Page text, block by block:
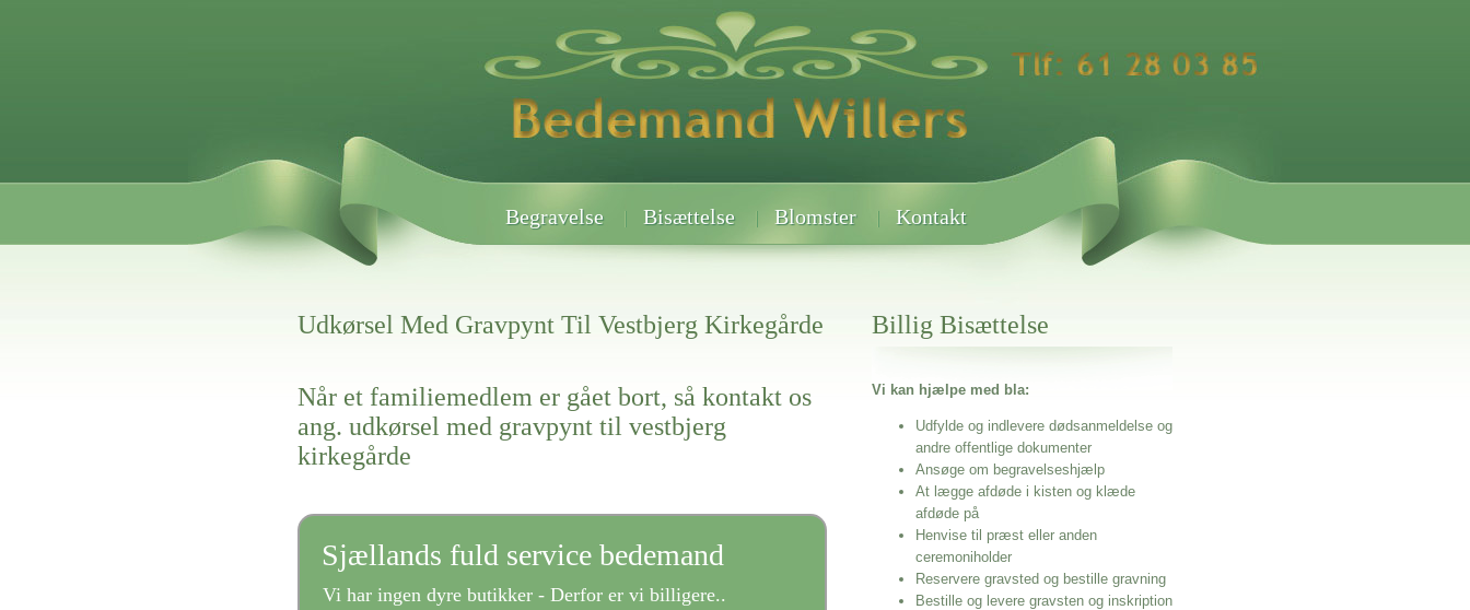
Begravelse Bisættelse Blomster Kontakt
Udkørsel Med Gravpynt Til Vestbjerg Kirkegårde
Når et familiemedlem er gået bort, så kontakt os
ang. udkørsel med gravpynt til vestbjerg
kirkegårde
Sjællands fuld service bedemand
Vi har ingen dyre butikker - Derfor er vi billigere..
Billig Bisættelse
Vi kan hjælpe med bla:
Udfylde og indlevere dødsanmeldelse og
andre offentlige dokumenter
Ansøge om begravelseshjælp
At lægge afdøde i kisten og klæde
afdøde på
Henvise til præst eller anden
ceremoniholder
Reservere gravsted og bestille gravning
Bestille og levere gravsten og inskription